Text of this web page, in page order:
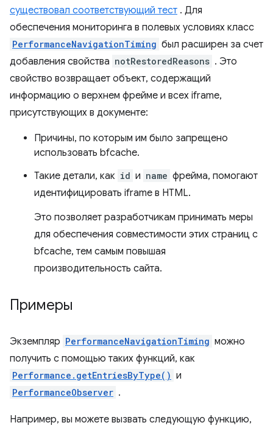
существовал соответствующий тест . Для
обеспечения мониторинга в полевых условиях класс
PerformanceNavigationTiming был расширен за счет
добавления свойства notRestoredReasons . Это
свойство возвращает объект, содержащий
информацию о верхнем фрейме и всех iframe,
присутствующих в документе:
Причины, по которым им было запрещено
использовать bfcache.
Такие детали, как id и name фрейма, помогают
идентифицировать iframe в HTML.
Это позволяет разработчикам принимать меры
для обеспечения совместимости этих страниц с
bfcache, тем самым повышая
производительность сайта.
Примеры
Экземпляр PerformanceNavigationTiming можно
получить с помощью таких функций, как
Performance.getEntriesByType() и
PerformanceObserver .
Например, вы можете вызвать следующую функцию,